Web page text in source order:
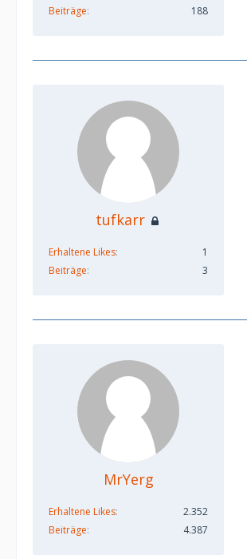
Beiträge
188
tufkarr
Erhaltene Likes
1
Beiträge
3
MrYerg
Erhaltene Likes
2.352
Beiträge
4.387